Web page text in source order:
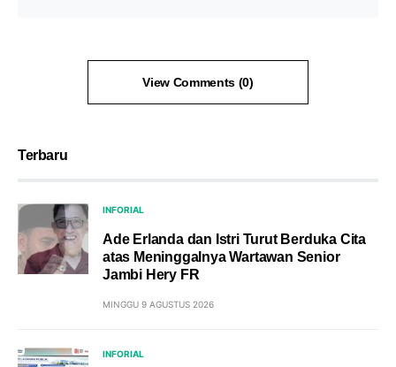
View Comments (0)
Terbaru
INFORIAL
Ade Erlanda dan Istri Turut Berduka Cita
atas Meninggalnya Wartawan Senior
Jambi Hery FR
MINGGU 9 AGUSTUS 2026
INFORIAL